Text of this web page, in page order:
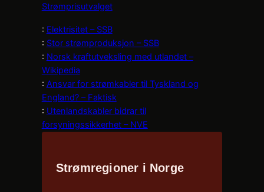
Strømprisutvalget
: Elektrisitet – SSB
: Stor strømproduksjon – SSB
: Norsk kraftutveksling med utlandet –
Wikipedia
: Ansvar for strømkabler til Tyskland og
England? – Faktisk
: Utenlandskabler bidrar til
forsyningssikkerhet – NVE
Strømregioner i Norge